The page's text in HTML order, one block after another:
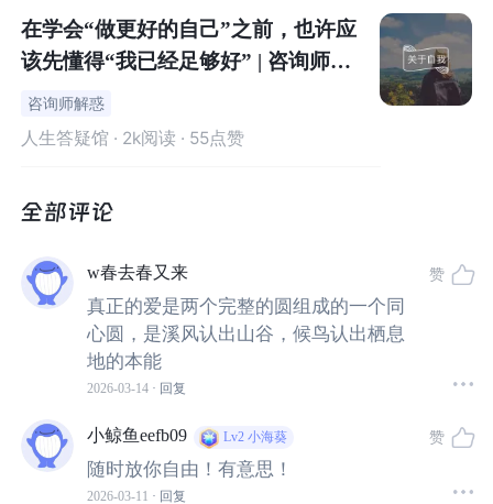
很多女人分不清，你幻想的那个理想伴侣，他可能又高大
又温柔，总在你需要的时候出现，会给你情绪价值和包
容，总能够体贴你的内心，给你来自内心深处的理解，给
予那种灵魂的共鸣和生活上的帮衬……
只是你自己的观念里渴望拥有一个这样的完美伴侣，你渴
望得到这样的一份完美无暇的，无条件接纳你的爱。而这
往往能够反映一个女性的内心，可能是缺少原生家庭，特
别是父亲的关注和接纳、赞赏和夸奖、鼓励和支持。
于是女性就会下意识地把这种需求投射到伴侣身上，表现
说成“无理取闹”。久而久之，两个人的关系就会变成一种追
逃模式，你追他逃，你越是歇斯底里，他越是无动于衷。
在学会“做更好的自己”之前，也许应
该先懂得“我已经足够好” | 咨询师回
答精选
咨询师解惑
人生答疑馆 · 2k阅读 · 55点赞
w春去春又来
真正的爱是两个完整的圆组成的一个同
心圆，是溪风认出山谷，候鸟认出栖息
地的本能
2026-03-14 · 回复
赞
小鲸鱼eefb09 Lv2 小海葵
随时放你自由！有意思！
2026-03-11 · 回复
赞